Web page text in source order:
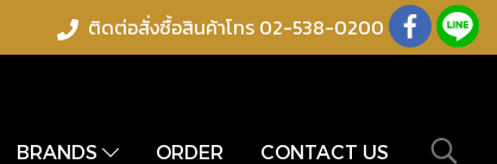
ติดต่อสั่งซื้อสินค้าโทร 02-538-0200
BRANDS ORDER CONTACT US